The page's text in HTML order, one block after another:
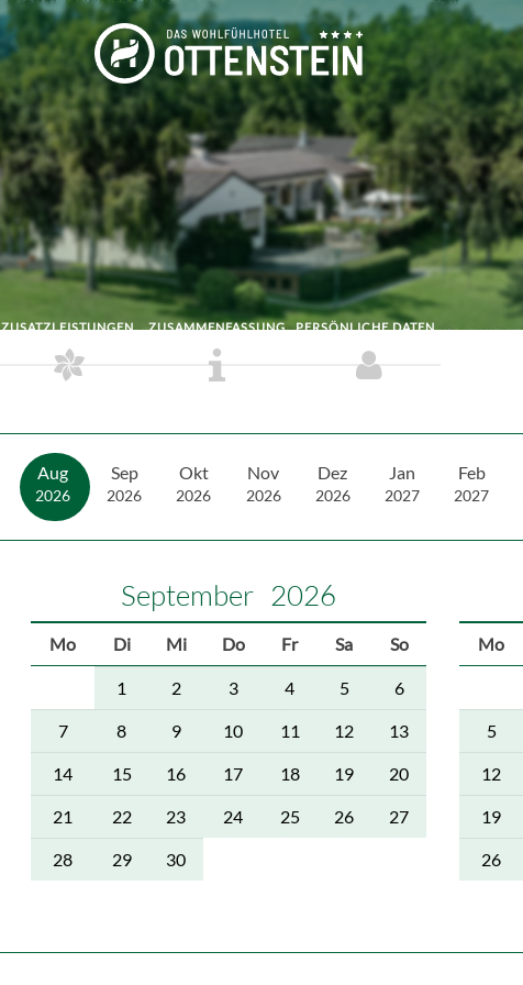
ZUSATZLEISTUNGEN ZUSAMMENFASSUNG PERSÖNLICHE DATEN
Aug
2026
Sep
2026
Okt
2026
Nov
2026
Dez
2026
Jan
2027
Feb
2027
September 2026
Mo Di Mi Do Fr Sa So
1 2 3 4 5 6
7 8 9 10 11 12 13
14 15 16 17 18 19 20
21 22 23 24 25 26 27
28 29 30
Mo
5
12
19
26